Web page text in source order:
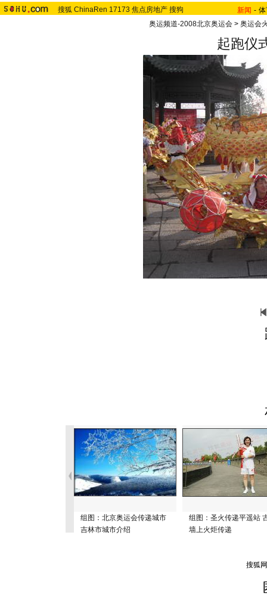
搜狐 ChinaRen 17173 焦点房地产 搜狗 新闻 -
奥运频道-2008北京奥运会 > 奥运会
起跑仪
组图：北京奥运会传递城市
吉林市城市介绍
组图：圣火传递平遥站
墙上火炬传递